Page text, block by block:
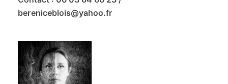
bereniceblois@yahoo.fr